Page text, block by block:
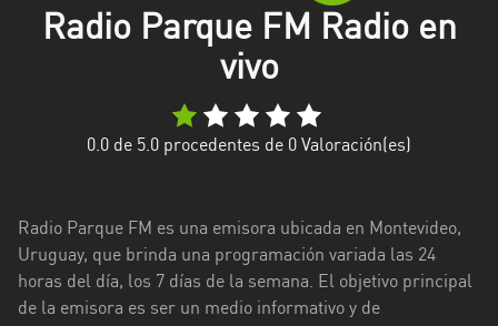
Largo
Florida
Paz
Maldonado
Montevideo
Radio Parque FM Radio en
vivo
0.0 de 5.0 procedentes de 0 Valoración(es)
Radio Parque FM es una emisora ubicada en Montevideo,
Uruguay, que brinda una programación variada las 24
horas del día, los 7 días de la semana. El objetivo principal
de la emisora es ser un medio informativo y de